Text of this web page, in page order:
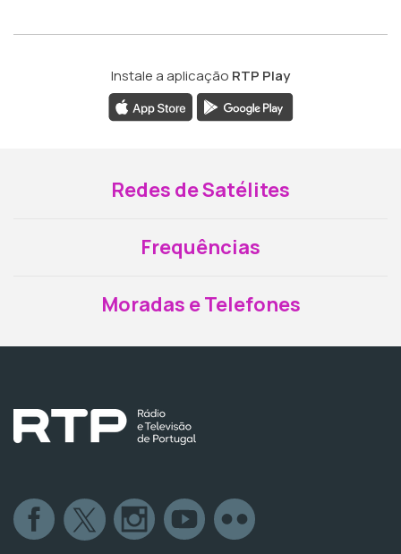
Instale a aplicação RTP Play
Redes de Satélites
Frequências
Moradas e Telefones